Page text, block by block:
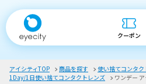
クーポン
アイシティTOP 商品を探す
使い捨てコンタク
1Day/1日使い捨てコンタクトレンズ
ワンデー